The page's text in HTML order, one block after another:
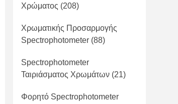
Χρώματος (208)
Χρωματικής Προσαρμογής
Spectrophotometer (88)
Spectrophotometer
Ταιριάσματος Χρωμάτων (21)
Φορητό Spectrophotometer